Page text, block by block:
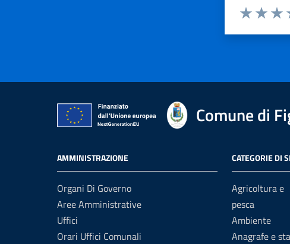
Comune di
AMMINISTRAZIONE
Organi Di Governo
Aree Amministrative
Uffici
Orari Uffici Comunali
CATEGORIE DI
Agricoltura e
pesca
Ambiente
Anagrafe e